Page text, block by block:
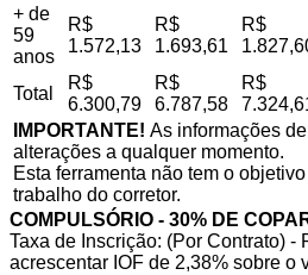
+ de
59
anos
R$
1.572,13
R$
1.693,61
R$
Total
R$
6.300,79
R$
6.787,58
R$
IMPORTANTE! As informações
alterações a qualquer momento.
Esta ferramenta não tem o
trabalho do corretor.
COMPULSÓRIO - 30% DE
Taxa de Inscrição: (Por Contrato) -
acrescentar IOF de 2,38% sobre o